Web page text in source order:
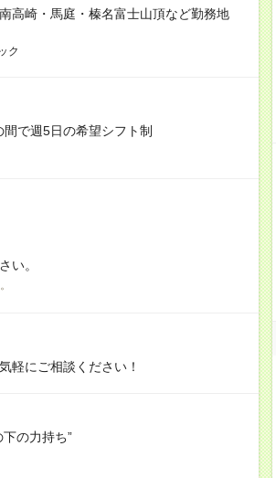
高崎・馬庭・榛名富士山頂など勤務地
ク
間で週5日の希望シフト制
い。
にご相談ください！
の力持ち”